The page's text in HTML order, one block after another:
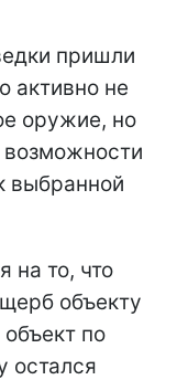
пришли
активно не
оружие, но
возможности
выбранной
на то, что
объекту
по
остался